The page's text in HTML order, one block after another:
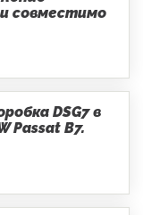
совместимо
DSG7 в
Passat B7.